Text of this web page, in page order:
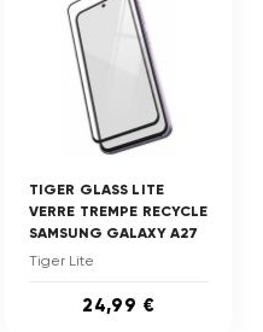
TIGER GLASS LITE
VERRE TREMPE RECYCLE
SAMSUNG GALAXY A27
Tiger Lite
24,99 €